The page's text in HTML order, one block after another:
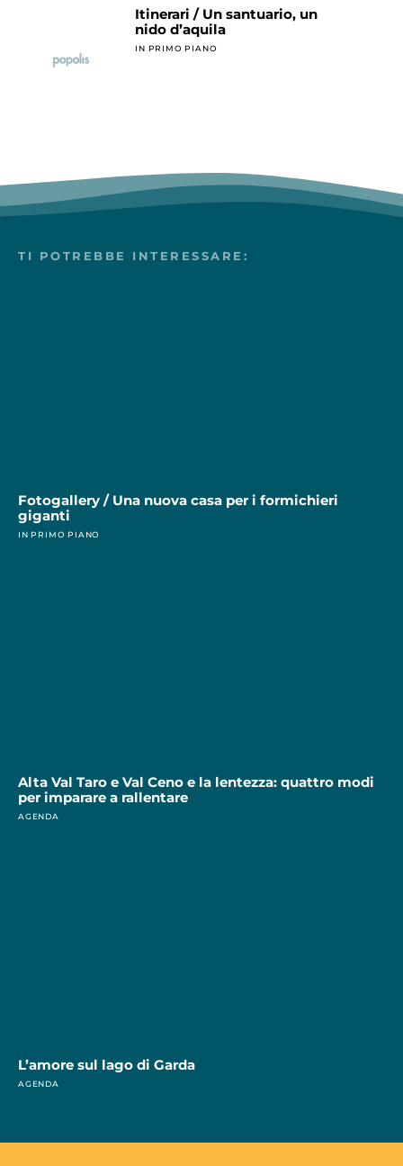
Itinerari / Un santuario, un
nido d’aquila
IN PRIMO PIANO
TI POTREBBE INTERESSARE:
Fotogallery / Una nuova casa per i formichieri
giganti
IN PRIMO PIANO
Alta Val Taro e Val Ceno e la lentezza: quattro modi
per imparare a rallentare
AGENDA
L’amore sul lago di Garda
AGENDA